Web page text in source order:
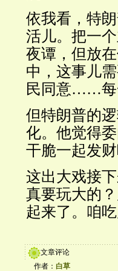
依我看，特
活儿。把一
夜谭，但放
中，这事儿
民同意……每
但特朗普的
化。他觉得
干脆一起发财
这出大戏接
真要玩大的
起来了。咱
文章评论
作者： 白草